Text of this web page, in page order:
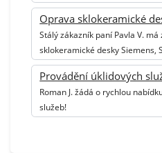
Oprava sklokeramické
Stálý zákazník paní Pavla V.
sklokeramické desky Siemens,
Provádění úklidových
Roman J. žádá o rychlou
služeb!